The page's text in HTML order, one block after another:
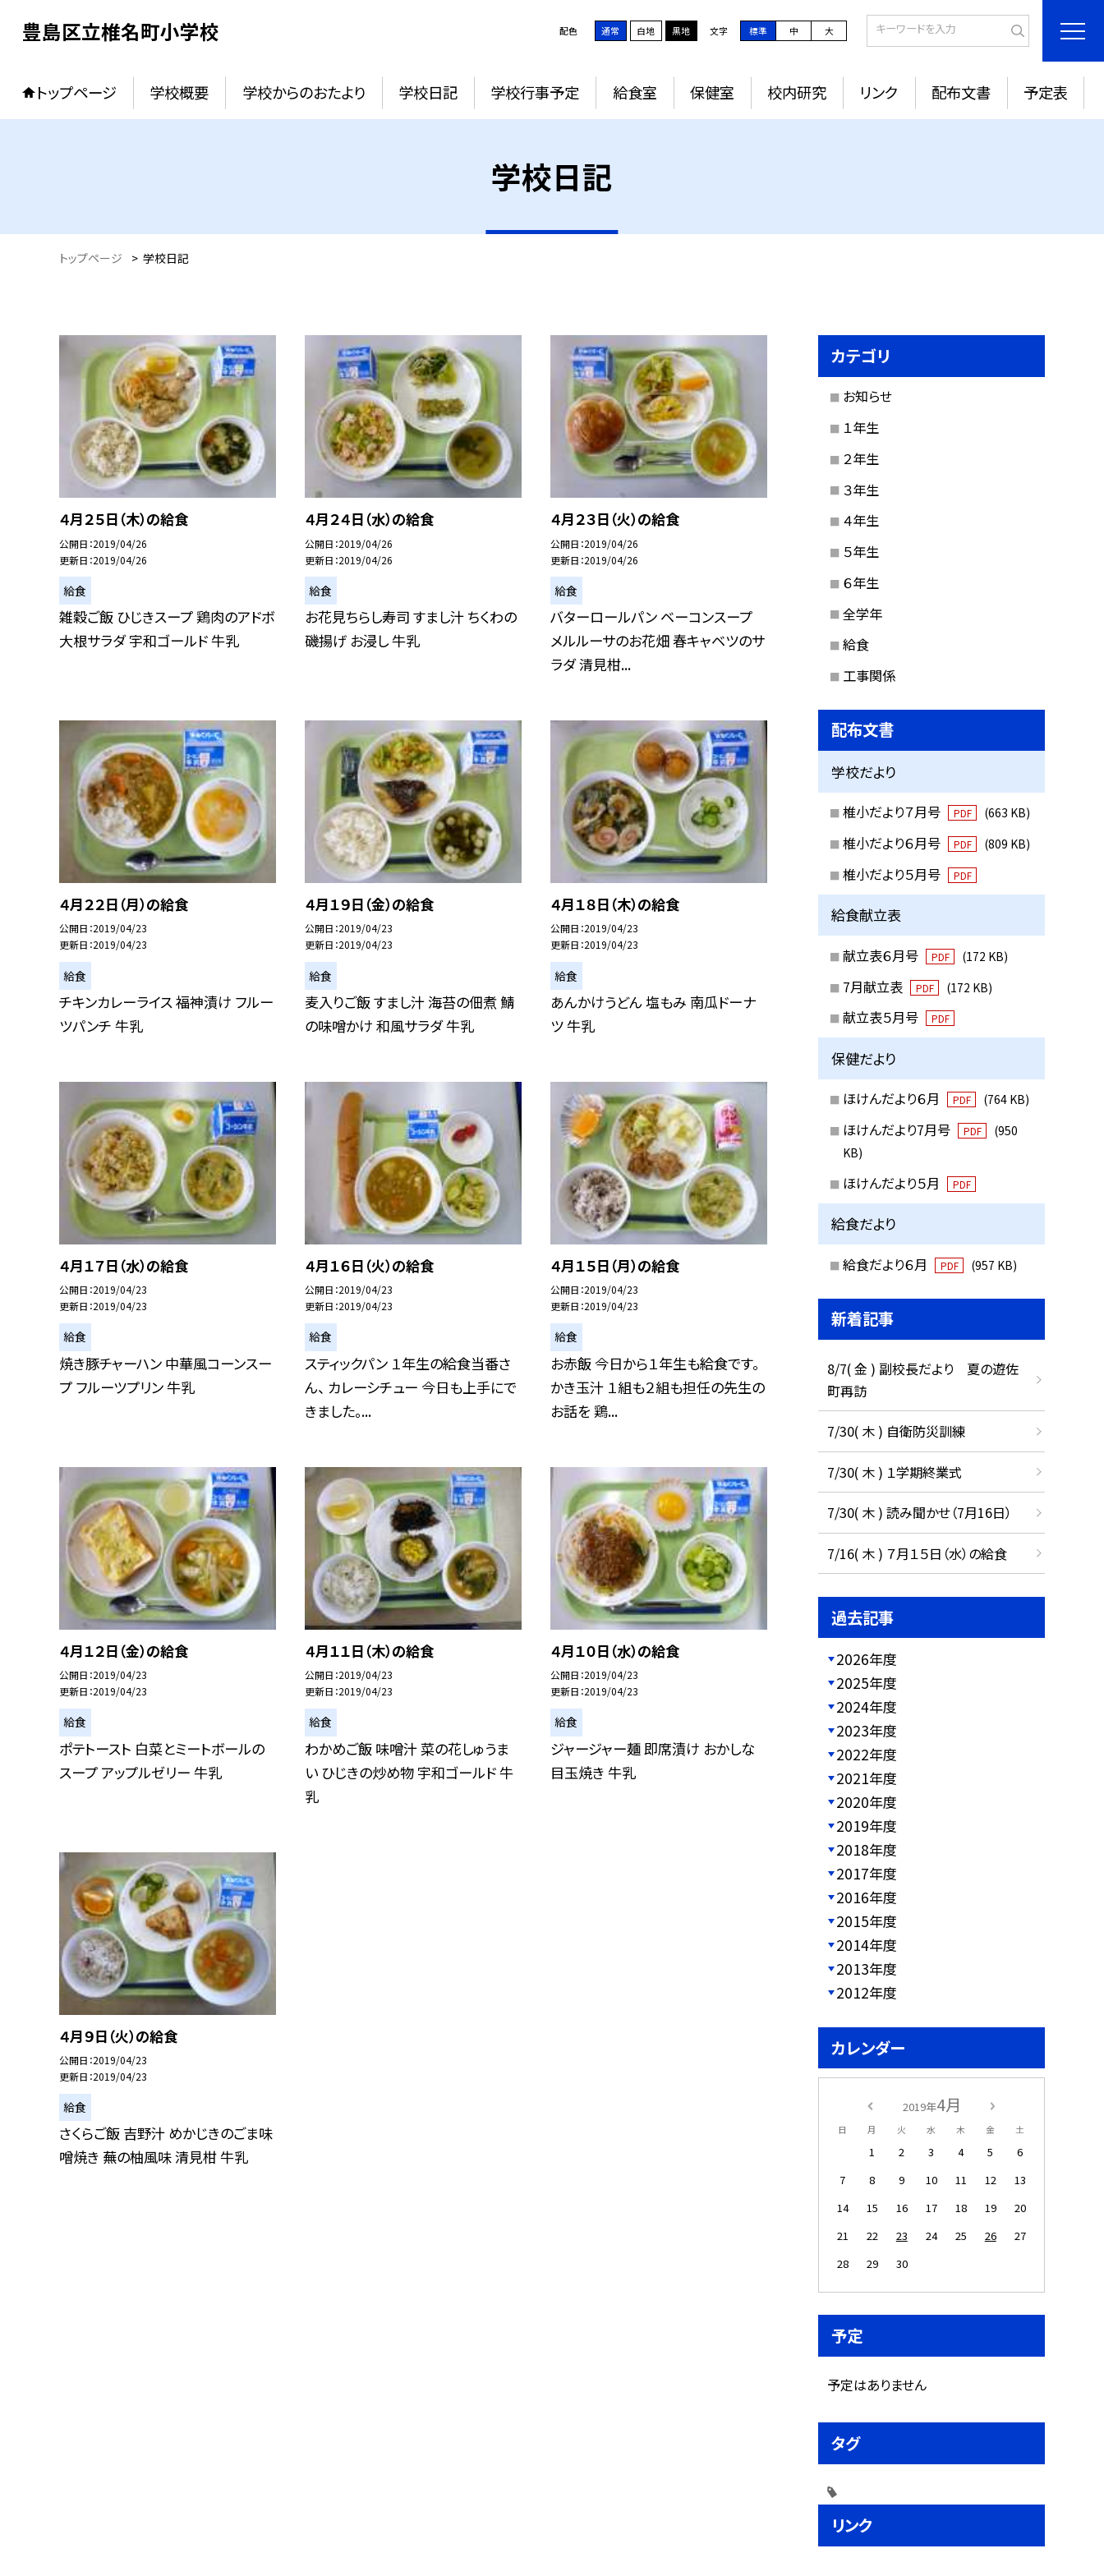
豊島区立椎名町小学校 配色 通常 白地 黒地 文字 標準 中 大
トップページ 学校概要 学校からのおたより 学校日記 学校行事予定 給食室 保健室 校内研究 リンク 配布文書 予定表
学校日記
トップページ > 学校日記
４月２５日（木）の給食
公開日 2019/04/26
更新日 2019/04/26
給食
雑穀ご飯 ひじきスープ 鶏肉のアドボ
大根サラダ 宇和ゴールド 牛乳
４月２４日（水）の給食
公開日 2019/04/26
更新日 2019/04/26
給食
お花見ちらし寿司 すまし汁 ちくわの
磯揚げ お浸し 牛乳
４月２３日（火）の給食
公開日 2019/04/26
更新日 2019/04/26
給食
バターロールパン ベーコンスープ
メルルーサのお花畑 春キャベツのサ
ラダ 清見柑...
４月２２日（月）の給食
公開日 2019/04/23
更新日 2019/04/23
給食
チキンカレーライス 福神漬け フルー
ツパンチ 牛乳
４月１９日（金）の給食
公開日 2019/04/23
更新日 2019/04/23
給食
麦入りご飯 すまし汁 海苔の佃煮 鯖
の味噌かけ 和風サラダ 牛乳
４月１８日（木）の給食
公開日 2019/04/23
更新日 2019/04/23
給食
あんかけうどん 塩もみ 南瓜ドーナ
ツ 牛乳
４月１７日（水）の給食
公開日 2019/04/23
更新日 2019/04/23
給食
焼き豚チャーハン 中華風コーンスー
プ フルーツプリン 牛乳
４月１６日（火）の給食
公開日 2019/04/23
更新日 2019/04/23
給食
スティックパン １年生の給食当番さ
ん、 カレーシチュー 今日も上手にで
きました。...
４月１５日（月）の給食
公開日 2019/04/23
更新日 2019/04/23
給食
お赤飯 今日から１年生も給食です。
かき玉汁 １組も２組も担任の先生の
お話を 鶏...
４月１２日（金）の給食
公開日 2019/04/23
更新日 2019/04/23
給食
ポテトースト 白菜とミートボールの
スープ アップルゼリー 牛乳
４月１１日（木）の給食
公開日 2019/04/23
更新日 2019/04/23
給食
わかめご飯 味噌汁 菜の花しゅうま
い ひじきの炒め物 宇和ゴールド 牛
乳
４月１０日（水）の給食
公開日 2019/04/23
更新日 2019/04/23
給食
ジャージャー麺 即席漬け おかしな
目玉焼き 牛乳
４月９日（火）の給食
公開日 2019/04/23
更新日 2019/04/23
給食
さくらご飯 吉野汁 めかじきのごま味
噌焼き 蕪の柚風味 清見柑 牛乳
カテゴリ
お知らせ
１年生
２年生
３年生
４年生
５年生
６年生
全学年
給食
工事関係
配布文書
学校だより
椎小だより７月号 PDF (663 KB)
椎小だより６月号 PDF (809 KB)
椎小だより５月号 PDF
給食献立表
献立表６月号 PDF (172 KB)
7月献立表 PDF (172 KB)
献立表５月号 PDF
保健だより
ほけんだより６月 PDF (764 KB)
ほけんだより7月号 PDF
(950
KB)
ほけんだより５月 PDF
給食だより
給食だより６月 PDF (957 KB)
新着記事
8/7( 金 ) 副校長だより 夏の遊佐
町再訪
7/30( 木 ) 自衛防災訓練
7/30( 木 ) １学期終業式
7/30( 木 ) 読み聞かせ（7月16日）
7/16( 木 ) ７月１５日（水）の給食
過去記事
2026年度
2025年度
2024年度
2023年度
2022年度
2021年度
2020年度
2019年度
2018年度
2017年度
2016年度
2015年度
2014年度
2013年度
2012年度
カレンダー
2019年4月
日 月 火 水 木 金 土
1 2 3 4 5
6
7
8 9 10 11 12
13
14
15 16 17 18 19
20
21
22 23 24 25 26
27
28
29 30
予定
予定はありません
タグ
リンク